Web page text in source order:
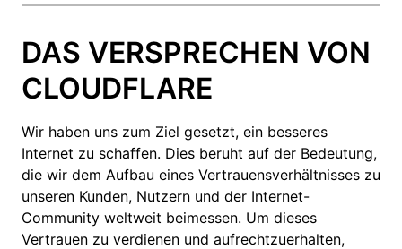
DAS VERSPRECHEN VON
CLOUDFLARE
Wir haben uns zum Ziel gesetzt, ein besseres
Internet zu schaffen. Dies beruht auf der Bedeutung,
die wir dem Aufbau eines Vertrauensverhältnisses zu
unseren Kunden, Nutzern und der Internet-
Community weltweit beimessen. Um dieses
Vertrauen zu verdienen und aufrechtzuerhalten,